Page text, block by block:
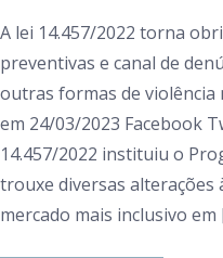
A lei 14.457/2022 torna
preventivas e canal de
outras formas de violência
em 24/03/2023 Facebook
14.457/2022 instituiu o
trouxe diversas alterações
mercado mais inclusivo em